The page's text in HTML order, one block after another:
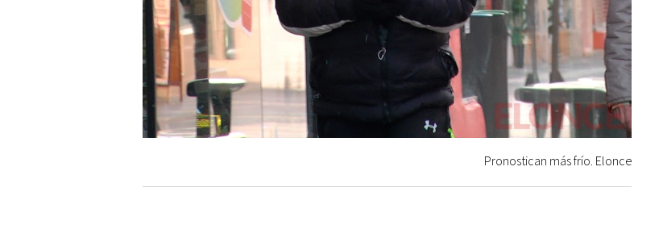
Pronostican más frío. Elonce